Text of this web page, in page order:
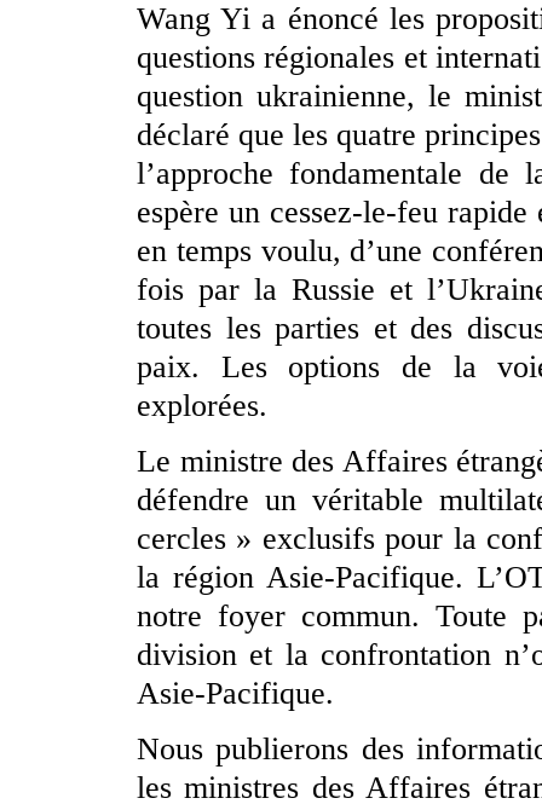
Wang Yi a énoncé les
questions régionales et
question ukrainienne, le
déclaré que les quatre
l’approche fondamentale
espère un cessez-le-feu
en temps voulu, d’une
fois par la Russie et
toutes les parties et des
paix. Les options de la
explorées.
Le ministre des Affaires
défendre un véritable
cercles » exclusifs pour la
la région Asie-Pacifique.
notre foyer commun. Toute
division et la confrontation
Asie-Pacifique.
Nous publierons des
les ministres des Affaires